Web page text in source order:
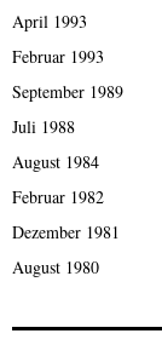
April 1993
Februar 1993
September 1989
Juli 1988
August 1984
Februar 1982
Dezember 1981
August 1980